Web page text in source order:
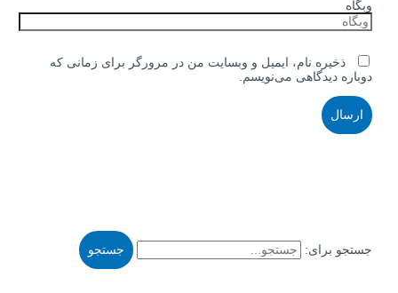
وبگاه
ذخیره نام، ایمیل و وبسایت من در مرورگر برای زمانی که
دوباره دیدگاهی می‌نویسم.
جستجو برای: